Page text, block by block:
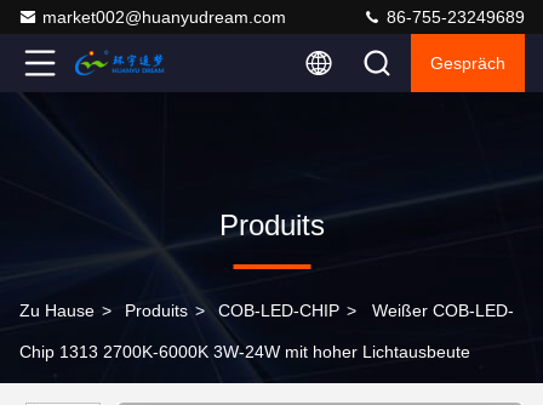
market002@huanyudream.com 86-755-23249689
Gespräch
Produits
Zu Hause > Produits > COB-LED-CHIP > Weißer COB-LED-
Chip 1313 2700K-6000K 3W-24W mit hoher Lichtausbeute